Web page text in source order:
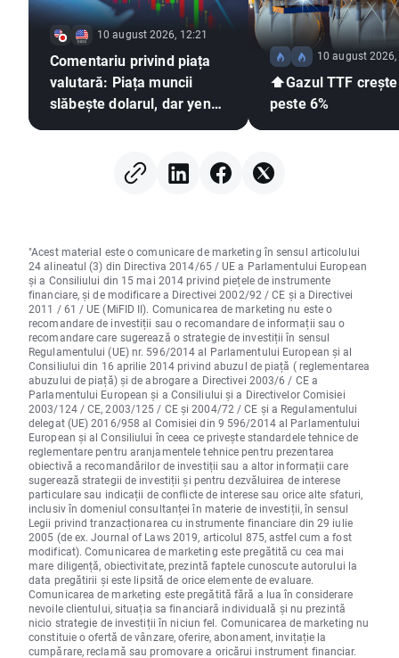
10 august 2026, 12:21
Comentariu privind piața
valutară: Piața muncii
slăbește dolarul, dar yenul
10 august
⬆️Gazul TTF
peste 6%
"Acest material este o comunicare de marketing în sensul articolului
24 alineatul (3) din Directiva 2014/65 / UE a Parlamentului European
și a Consiliului din 15 mai 2014 privind piețele de instrumente
financiare, și de modificare a Directivei 2002/92 / CE și a Directivei
2011 / 61 / UE (MiFID II). Comunicarea de marketing nu este o
recomandare de investiții sau o recomandare de informații sau o
recomandare care sugerează o strategie de investiții în sensul
Regulamentului (UE) nr. 596/2014 al Parlamentului European și al
Consiliului din 16 aprilie 2014 privind abuzul de piață ( reglementarea
abuzului de piață) și de abrogare a Directivei 2003/6 / CE a
Parlamentului European și a Consiliului și a Directivelor Comisiei
2003/124 / CE, 2003/125 / CE și 2004/72 / CE și a Regulamentului
delegat (UE) 2016/958 al Comisiei din 9 596/2014 al Parlamentului
European și al Consiliului în ceea ce privește standardele tehnice de
reglementare pentru aranjamentele tehnice pentru prezentarea
obiectivă a recomandărilor de investiții sau a altor informații care
sugerează strategii de investiții și pentru dezvăluirea de interese
particulare sau indicații de conflicte de interese sau orice alte sfaturi,
inclusiv în domeniul consultanței în materie de investiții, în sensul
Legii privind tranzacționarea cu instrumente financiare din 29 iulie
2005 (de ex. Journal of Laws 2019, articolul 875, astfel cum a fost
modificat). Comunicarea de marketing este pregătită cu cea mai
mare diligență, obiectivitate, prezintă faptele cunoscute autorului la
data pregătirii și este lipsită de orice elemente de evaluare.
Comunicarea de marketing este pregătită fără a lua în considerare
nevoile clientului, situația sa financiară individuală și nu prezintă
nicio strategie de investiții în niciun fel. Comunicarea de marketing nu
constituie o ofertă de vânzare, oferire, abonament, invitație la
cumpărare, reclamă sau promovare a oricărui instrument financiar.